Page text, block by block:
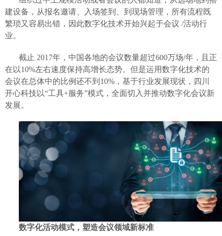
建设备，从报名邀请、入场签到、到现场管理，所有流程既
繁琐又容易出错，因此数字化技术开始兴起于会议 /活动行
业。
截止 2017年，中国各地的会议数量超过600万场/年，且正
在以10%左右速度保持高增长态势。但是运用数字化技术的
会议在总体中的比例还不到10%，基于行业发展现状，四川
开心科技以“工具+服务”模式，全面切入并推动数字化会议新
发展。
数字化活动模式，塑造会议领域新标准